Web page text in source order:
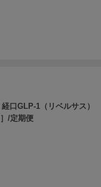
口GLP-1（リベルサス）
/定期便